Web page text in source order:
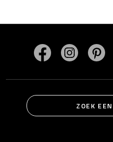
Bezoek Bezoek
ZOEK